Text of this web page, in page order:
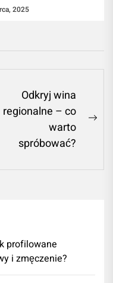
2025
Odkryj wina
regionalne – co
warto
spróbować?
profilowane
i zmęczenie?